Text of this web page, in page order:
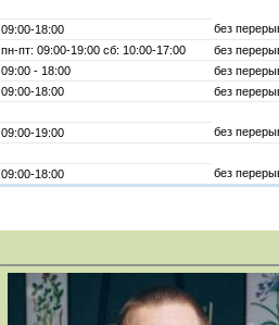
09:00-18:00
без
пн-пт: 09:00-19:00 сб: 10:00-17:00
без
09:00 - 18:00
без
09:00-18:00
без
09:00-19:00
без
09:00-18:00 без